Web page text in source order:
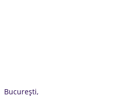
București,